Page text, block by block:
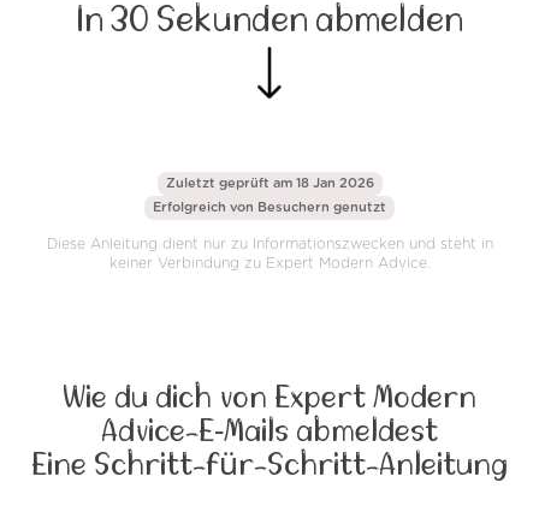
In 30 Sekunden abmelden
Zuletzt geprüft am 18 Jan 2026
Erfolgreich von Besuchern genutzt
Diese Anleitung dient nur zu Informationszwecken und steht in
keiner Verbindung zu Expert Modern Advice.
Wie du dich von Expert Modern
Advice-E‑Mails abmeldest
Eine Schritt-für-Schritt-Anleitung